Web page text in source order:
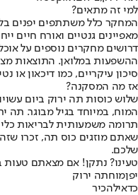
למי זה מתאים?
המחקר כלל משתתפים יפנים
מאפיינים גנטיים ואורח חיים
דרושים מחקרים נוספים על
ההשפעות במלואן. התוצאות
סיכון עיקריים, כמו דיכאון או
אז מה המסקנה?
שלוש כוסות תה ירוק ביום
המוח, במיוחד בגיל מבוגר. תה
תרומה משמעותית לבריאות
שאתם מוזגים כוס תה, זכרו
שלכם.
טעינו? נתקן! אם מצאתם
יפןמוחתה ירוק
כדאילהכיר